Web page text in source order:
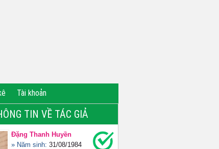
Tài khoản
TIN VỀ TÁC GIẢ
Đặng Thanh Huyền
» Năm sinh: 31/08/1984